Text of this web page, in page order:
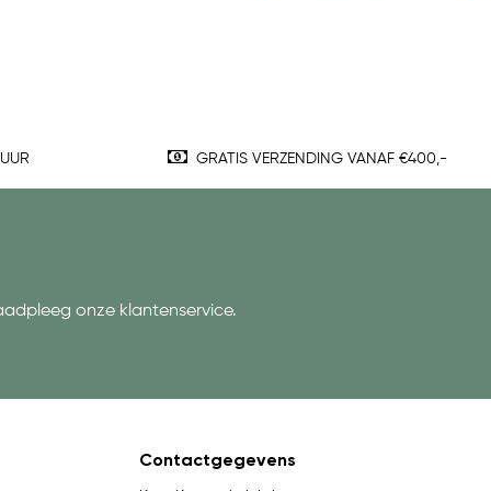
GRATIS VERZENDING VANAF €400,-
onze klantenservice.
Contactgegevens